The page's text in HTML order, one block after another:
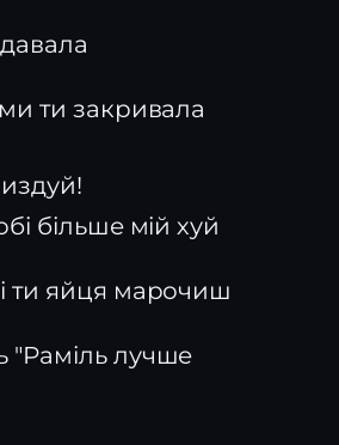
ти закривала
більше мій хуй
ти яйця марочиш
"Раміль лучше